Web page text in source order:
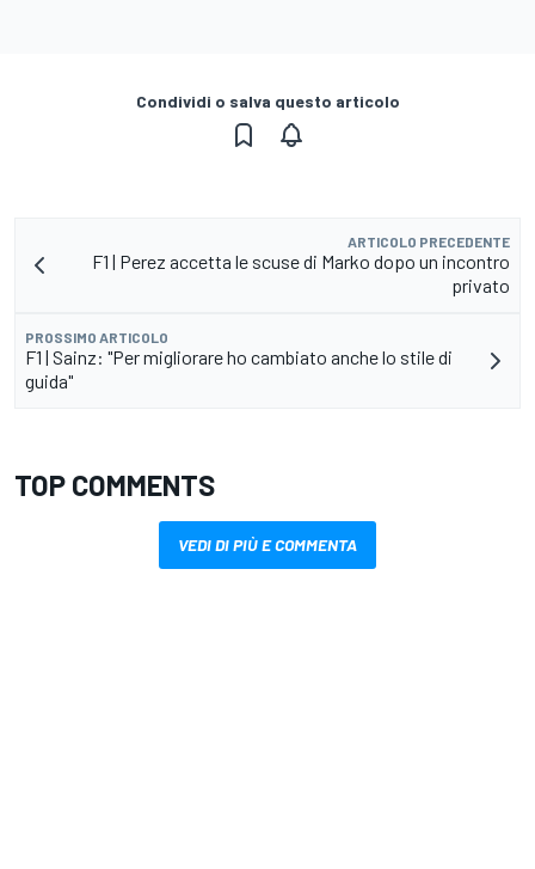
Condividi o salva questo articolo
ARTICOLO PRECEDENTE
F1 | Perez accetta le scuse di Marko dopo un incontro
privato
PROSSIMO ARTICOLO
F1 | Sainz: "Per migliorare ho cambiato anche lo stile di
guida"
TOP COMMENTS
VEDI DI PIÙ E COMMENTA